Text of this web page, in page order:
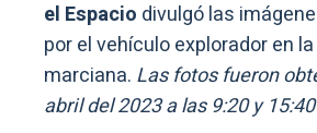
el Espacio divulgó las
por el vehículo explorador en
marciana. Las fotos fueron
abril del 2023 a las 9:20 y